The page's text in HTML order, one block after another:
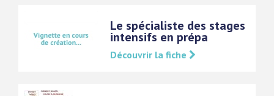
Le spécialiste des stages
intensifs en prépa
Découvrir la fiche